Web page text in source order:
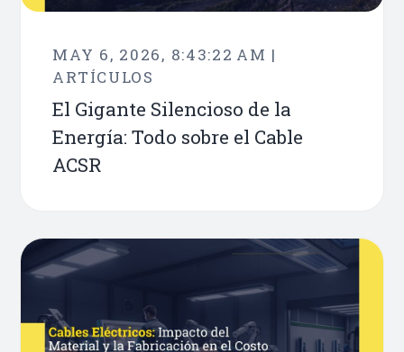
MAY 6, 2026, 8:43:22 AM |
ARTÍCULOS
El Gigante Silencioso de la
Energía: Todo sobre el Cable
ACSR